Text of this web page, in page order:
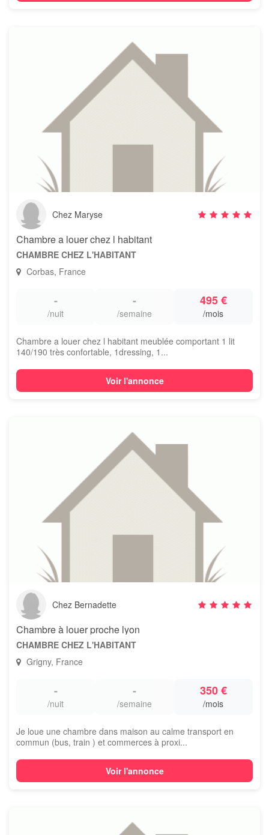
Chez Maryse
Chambre a louer chez l habitant
CHAMBRE CHEZ L'HABITANT
Corbas, France
-
/nuit
-
/semaine
495 €
/mois
Chambre a louer chez l habitant meublée comportant 1 lit
140/190 très confortable, 1dressing, 1...
Voir l'annonce
Chez Bernadette
Chambre à louer proche lyon
CHAMBRE CHEZ L'HABITANT
Grigny, France
-
/nuit
-
/semaine
350 €
/mois
Je loue une chambre dans maison au calme transport en
commun (bus, train ) et commerces à proxi...
Voir l'annonce